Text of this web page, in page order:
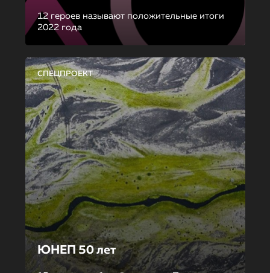
12 героев называют положительные итоги
2022 года
СПЕЦПРОЕКТ
ЮНЕП 50 лет